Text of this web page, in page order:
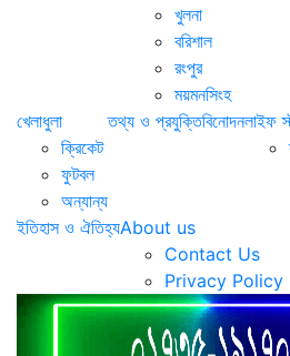
খুলনা
বরিশাল
রংপুর
ময়মনসিংহ
খেলাধুলা
ক্রিকেট
ফুটবল
অন্যান্য
তথ্য ও প্রযুক্তিবিনোদনলাইফ
ইতিহাস ও ঐতিহ্যAbout us
Contact Us
Privacy Policy